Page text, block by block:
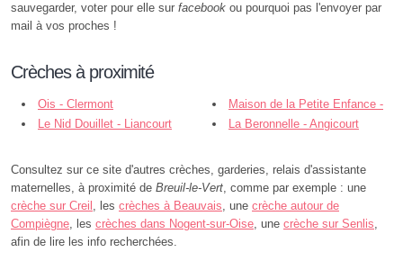
sauvegarder, voter pour elle sur facebook ou pourquoi pas l'envoyer par
mail à vos proches !
Crèches à proximité
Ois - Clermont
Maison de la Petite Enfance -
Clermont
Le Nid Douillet - Liancourt La Beronnelle - Angicourt
Consultez sur ce site d'autres crèches, garderies, relais d'assistante
maternelles, à proximité de Breuil-le-Vert, comme par exemple : une
crèche sur Creil , les crèches à Beauvais, une crèche autour de
Compiègne, les crèches dans Nogent-sur-Oise, une crèche sur Senlis,
afin de lire les info recherchées.